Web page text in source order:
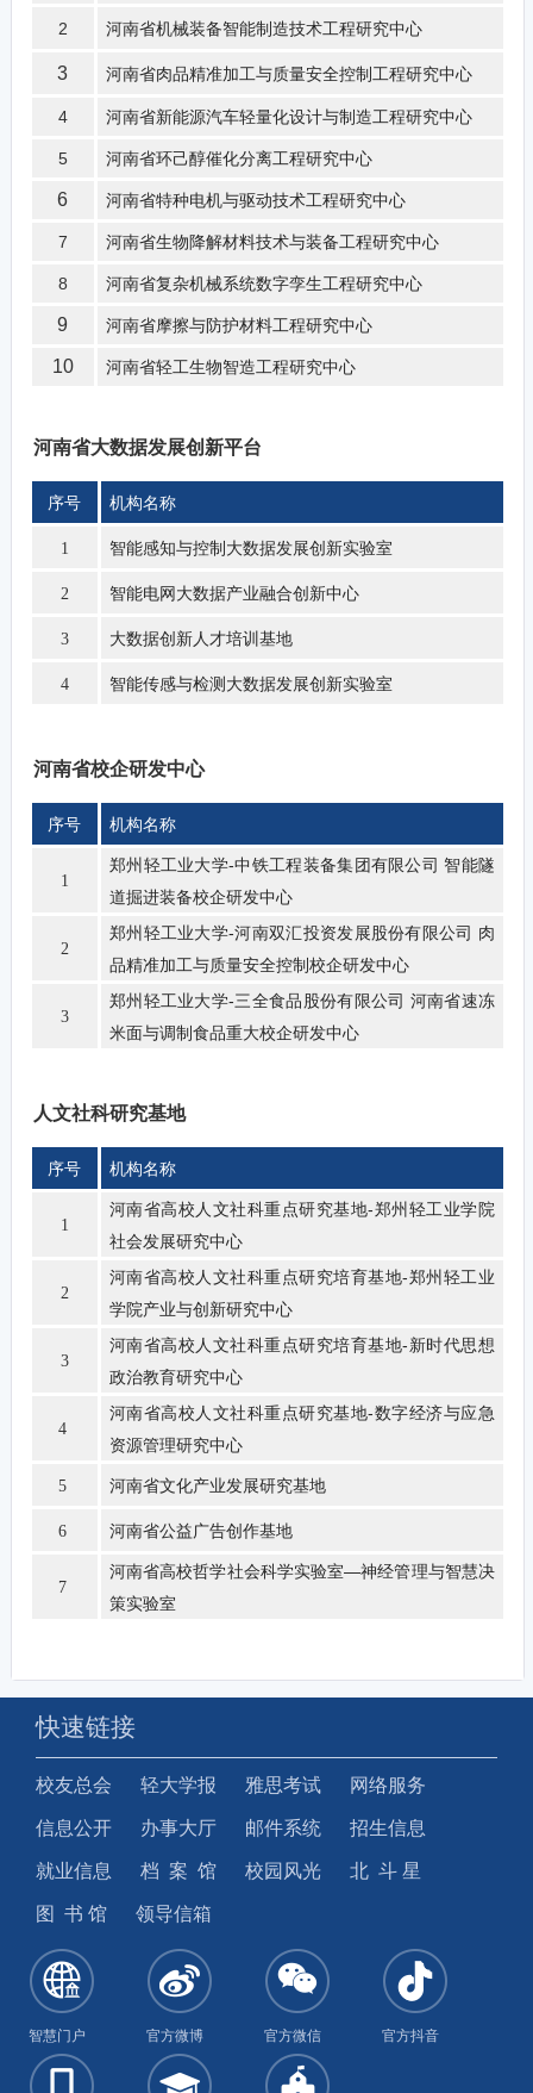
2 河南省机械装备智能制造技术工程研究中心
3 河南省肉品精准加工与质量安全控制工程研究中心
4 河南省新能源汽车轻量化设计与制造工程研究中心
5 河南省环己醇催化分离工程研究中心
6 河南省特种电机与驱动技术工程研究中心
7 河南省生物降解材料技术与装备工程研究中心
8 河南省复杂机械系统数字孪生工程研究中心
9 河南省摩擦与防护材料工程研究中心
10 河南省轻工生物智造工程研究中心
河南省大数据发展创新平台
序号 机构名称
1 智能感知与控制大数据发展创新实验室
2 智能电网大数据产业融合创新中心
3 大数据创新人才培训基地
4 智能传感与检测大数据发展创新实验室
河南省校企研发中心
序号 机构名称
1
郑州轻工业大学-中铁工程装备集团有限公司 智能隧
道掘进装备校企研发中心
2
郑州轻工业大学-河南双汇投资发展股份有限公司 肉
品精准加工与质量安全控制校企研发中心
3
郑州轻工业大学-三全食品股份有限公司 河南省速冻
米面与调制食品重大校企研发中心
人文社科研究基地
序号 机构名称
1
河南省高校人文社科重点研究基地-郑州轻工业学院
社会发展研究中心
2
河南省高校人文社科重点研究培育基地-郑州轻工业
学院产业与创新研究中心
3
河南省高校人文社科重点研究培育基地-新时代思想
政治教育研究中心
4
河南省高校人文社科重点研究基地-数字经济与应急
资源管理研究中心
5 河南省文化产业发展研究基地
6 河南省公益广告创作基地
7
河南省高校哲学社会科学实验室—神经管理与智慧决
策实验室
快速链接
校友总会 轻大学报 雅思考试 网络服务
信息公开 办事大厅 邮件系统 招生信息
就业信息 档 案 馆 校园风光 北 斗 星
图 书 馆 领导信箱
智慧门户 官方微博 官方微信 官方抖音